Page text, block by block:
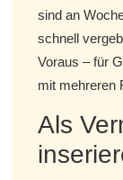
sind an
schnell
Voraus – für
mit mehreren
Als